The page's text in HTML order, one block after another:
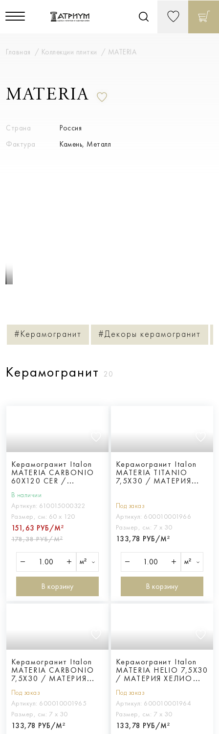
Главная Коллекции плитки MATERIA
MATERIA
Страна
Россия
Фактура
Камень, Металл
#Керамогранит #Декоры керамогранит
Керамогранит 20
Керамогранит Italon
MATERIA CARBONIO
60X120 CER /
60X120 ПАТ
В наличии
Артикул: 610015000322
Размер, см: 60 х 120
151,63 РУБ/М²
178,38 РУБ/М²
м²
В корзину
Керамогранит Italon
MATERIA TITANIO
7,5X30 / МАТЕРИЯ
Под заказ
Артикул: 600010001966
Размер, см: 7 х 30
133,78 РУБ/М²
м²
В корзину
Керамогранит Italon
MATERIA CARBONIO
7,5X30 / МАТЕРИЯ
Под заказ
Артикул: 600010001965
Размер, см: 7 х 30
133,78 РУБ/М²
Керамогранит Italon
MATERIA HELIO 7,5X30
/ МАТЕРИЯ ХЕЛИО
Под заказ
Артикул: 600010001964
Размер, см: 7 х 30
133,78 РУБ/М²